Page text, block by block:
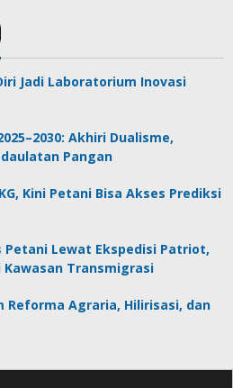
Jadi Laboratorium Inovasi
Akhiri Dualisme,
Pangan
Kini Petani Bisa Akses Prediksi
Petani Lewat Ekspedisi Patriot,
Kawasan Transmigrasi
Reforma Agraria, Hilirisasi, dan